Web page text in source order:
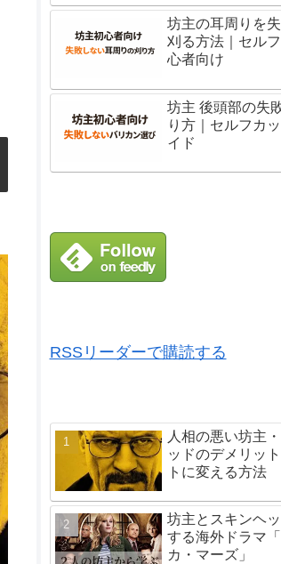
坊主の耳周りを
刈る方法｜セル
心者向け
坊主 後頭部の失
り方｜セルフカ
イド
RSSリーダーで購読する
人相の悪い坊主
ッドのデメリッ
トに変える方法
坊主とスキンヘ
する海外ドラマ
カ・マーズ」